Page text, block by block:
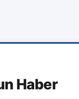
Haber